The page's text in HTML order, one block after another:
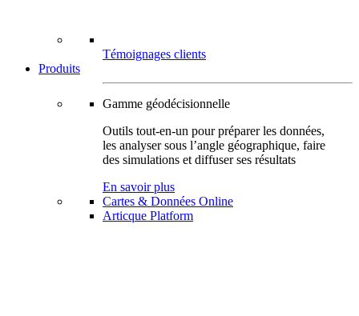
Témoignages clients
Produits
Gamme géodécisionnelle
Outils tout-en-un pour préparer les données,
les analyser sous l’angle géographique, faire
des simulations et diffuser ses résultats
En savoir plus
Cartes & Données Online
Articque Platform